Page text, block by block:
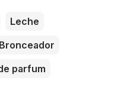
Leche
Bronceador
parfum